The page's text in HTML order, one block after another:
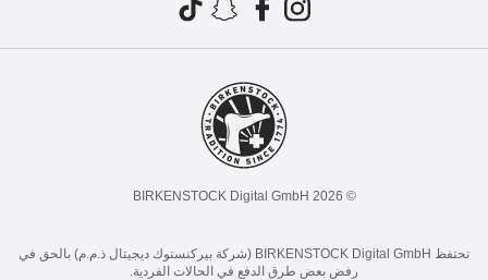
© 2026 BIRKENSTOCK Digital GmbH
تحتفظ BIRKENSTOCK Digital GmbH (شركة بيركنستوك ديجيتال ذ.م.م) بالحق في
رفض بعض طرق الدفع في الحالات الفردية.